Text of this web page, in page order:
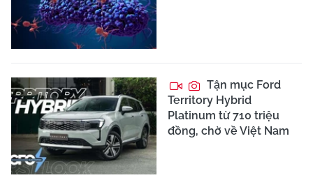
Tận mục Ford
Territory Hybrid
Platinum từ 710 triệu
đồng, chờ về Việt Nam